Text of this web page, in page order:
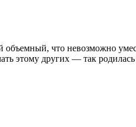
что невозможно
этому других — так